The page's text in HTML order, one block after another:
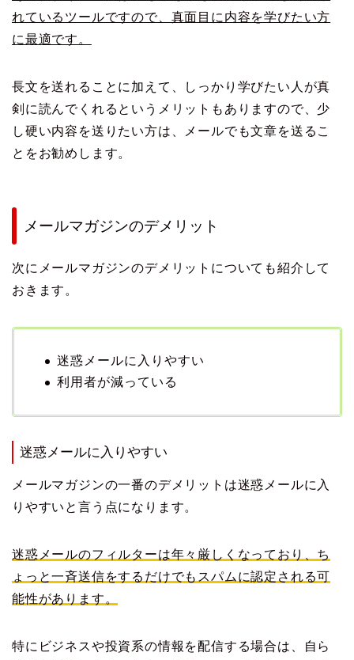
れているツールですので、真面目に内容を学びたい方
に最適です。
長文を送れることに加えて、しっかり学びたい人が真
剣に読んでくれるというメリットもありますので、少
し硬い内容を送りたい方は、メールでも文章を送るこ
とをお勧めします。
メールマガジンのデメリット
次にメールマガジンのデメリットについても紹介して
おきます。
迷惑メールに入りやすい
利用者が減っている
迷惑メールに入りやすい
メールマガジンの一番のデメリットは迷惑メールに入
りやすいと言う点になります。
迷惑メールのフィルターは年々厳しくなっており、ち
ょっと一斉送信をするだけでもスパムに認定される可
能性があります。
特にビジネスや投資系の情報を配信する場合は、自ら